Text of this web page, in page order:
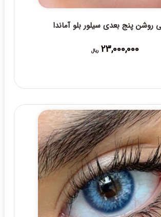
روشن پنج بعدی سیلور بلو آماندا
23,000,000 ریال